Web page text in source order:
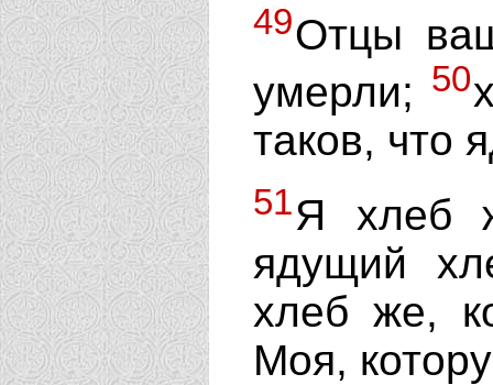
49Отцы
умерли; 50
таков, что
51Я хлеб
ядущий
хлеб же,
Моя,